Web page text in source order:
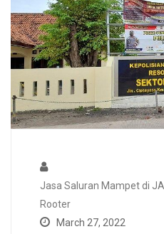
Jasa Saluran Mampet di
Rooter
March 27, 2022